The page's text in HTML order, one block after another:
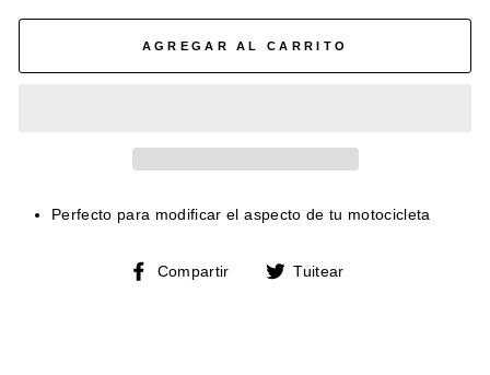
AGREGAR AL CARRITO
Perfecto para modificar el aspecto de tu motocicleta
Compartir
CompartirTuitear